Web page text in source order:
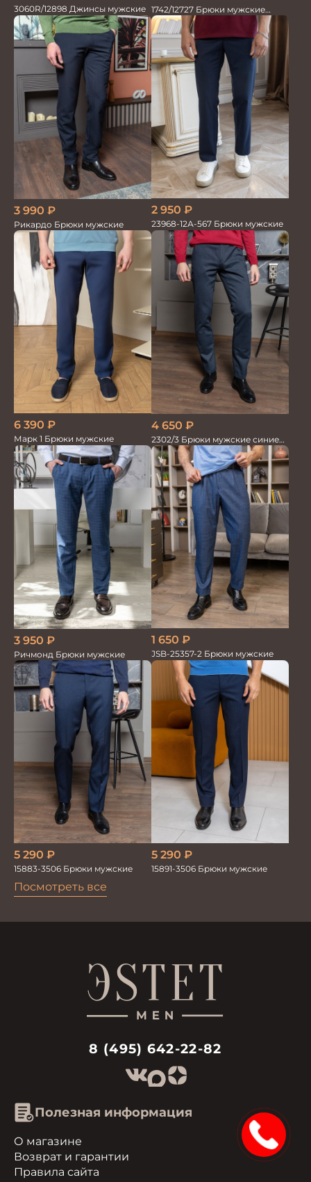
Посмотреть все
3060R/12898 Джинсы мужские 1742/12727 Брюки мужские
100%лён т.син
3 990 ₽
Рикардо Брюки мужские
2 950 ₽
23968-12А-567 Брюки мужские
6 390 ₽
Марк 1 Брюки мужские
4 650 ₽
2302/3 Брюки мужские синие
диагональ
3 950 ₽
Ричмонд Брюки мужские
1 650 ₽
JSB-25357-2 Брюки мужские
5 290 ₽
15883-3506 Брюки мужские
5 290 ₽
15891-3506 Брюки мужские
8 (495) 642-22-82
Полезная информация
О магазине
Возврат и гарантии
Правила сайта
15%